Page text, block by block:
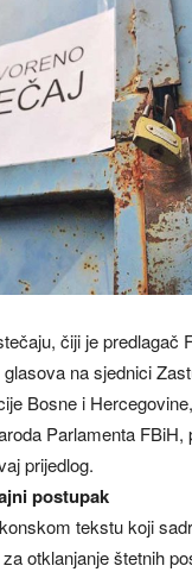
čiji je predlagač
na sjednici
Bosne i
Parlamenta FBiH,
prijedlog.
postupak
tekstu koji
otklanjanje štetnih